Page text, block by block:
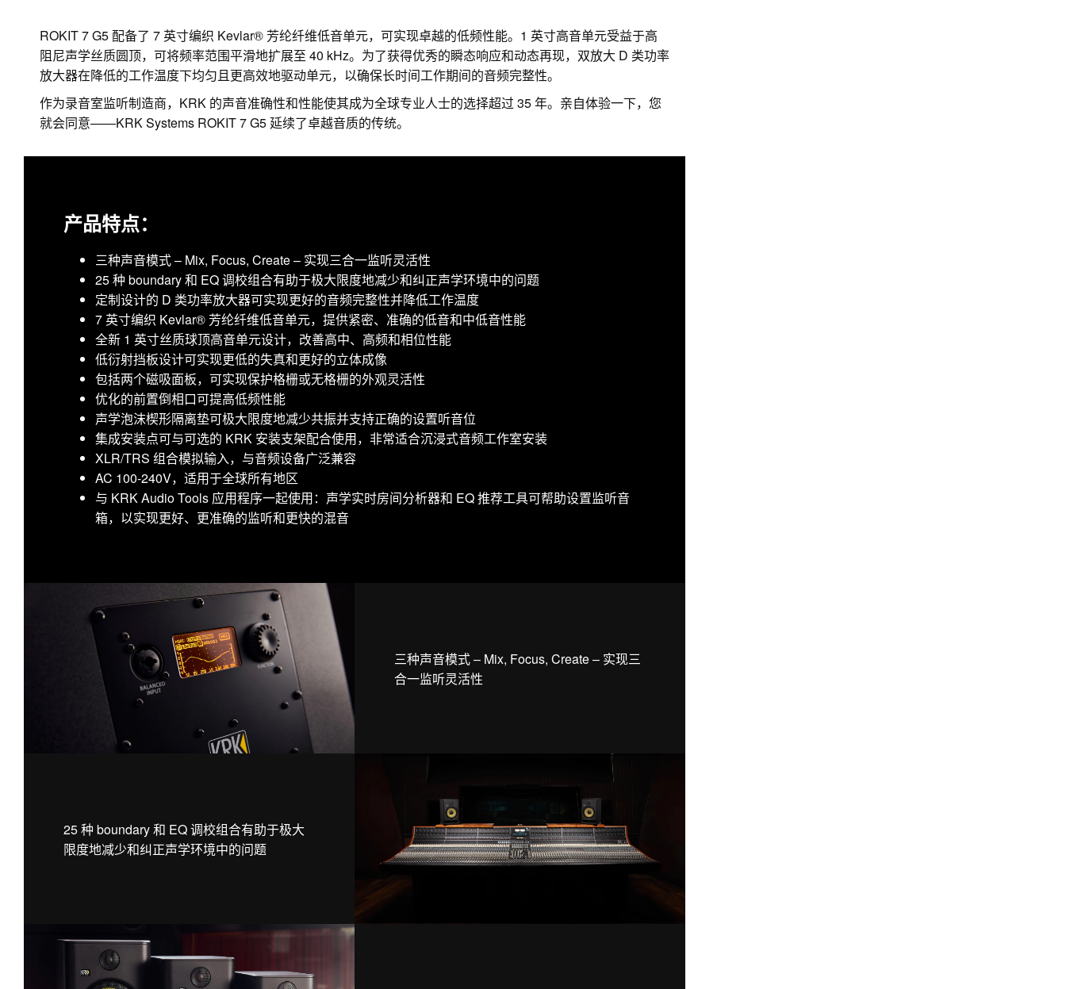
ROKIT 7 G5 配备了 7 英寸编织 Kevlar® 芳纶纤维低音单元，可实现卓越的低频性能。1 英寸高音单元受益于高
阻尼声学丝质圆顶，可将频率范围平滑地扩展至 40 kHz。为了获得优秀的瞬态响应和动态再现，双放大 D 类功率
放大器在降低的工作温度下均匀且更高效地驱动单元，以确保长时间工作期间的音频完整性。
作为录音室监听制造商，KRK 的声音准确性和性能使其成为全球专业人士的选择超过 35 年。亲自体验一下，您
就会同意——KRK Systems ROKIT 7 G5 延续了卓越音质的传统。
产品特点：
三种声音模式 – Mix, Focus, Create – 实现三合一监听灵活性
25 种 boundary 和 EQ 调校组合有助于极大限度地减少和纠正声学环境中的问题
定制设计的 D 类功率放大器可实现更好的音频完整性并降低工作温度
7 英寸编织 Kevlar® 芳纶纤维低音单元，提供紧密、准确的低音和中低音性能
全新 1 英寸丝质球顶高音单元设计，改善高中、高频和相位性能
低衍射挡板设计可实现更低的失真和更好的立体成像
包括两个磁吸面板，可实现保护格栅或无格栅的外观灵活性
优化的前置倒相口可提高低频性能
声学泡沫楔形隔离垫可极大限度地减少共振并支持正确的设置听音位
集成安装点可与可选的 KRK 安装支架配合使用，非常适合沉浸式音频工作室安装
XLR/TRS 组合模拟输入，与音频设备广泛兼容
AC 100-240V，适用于全球所有地区
与 KRK Audio Tools 应用程序一起使用：声学实时房间分析器和 EQ 推荐工具可帮助设置监听音
箱，以实现更好、更准确的监听和更快的混音
三种声音模式 – Mix, Focus, Create – 实现三
合一监听灵活性
25 种 boundary 和 EQ 调校组合有助于极大
限度地减少和纠正声学环境中的问题